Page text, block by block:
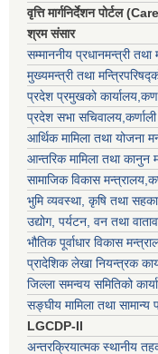
वृत्ति मार्गनिर्देशन पोर्टल
श्रम संसार
सम्माननीय प्रधानमन्त्री तथा
मुख्यमन्त्री तथा
प्रदेश प्रमुखको
प्रदेश सभा
आर्थिक मामिला तथा योजना
आन्तरिक मामिला तथा कानुन
सामाजिक विकास
भुमि व्यवस्था, कृषि तथा
उद्योग, पर्यटन, वन तथा
भौतिक पूर्वाधार विकास
प्रादेशिक लेखा नियन्त्रक
जिल्ला समन्वय समितिको
सङ्घीय मामिला तथा सामान्य
LGCDP-II
अन्तरक्रियात्मक स्थानीय